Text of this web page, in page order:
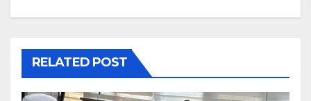
RELATED POST